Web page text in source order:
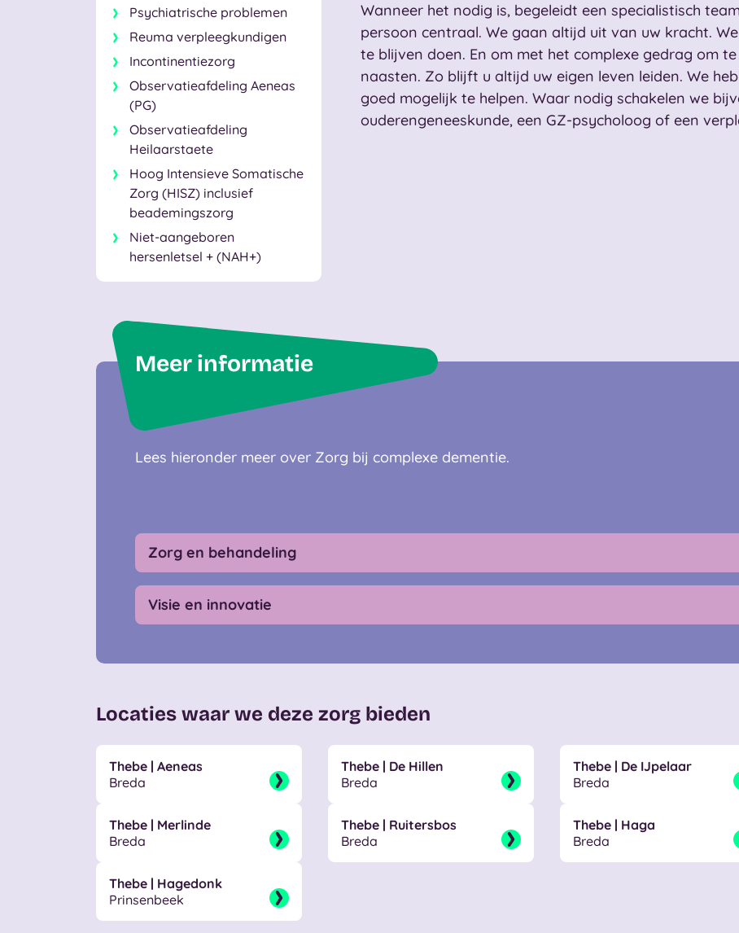
Wanneer het nodig is, begeleidt een specialistisch
persoon centraal. We gaan altijd uit van uw kracht.
te blijven doen. En om met het complexe gedrag om
naasten. Zo blijft u altijd uw eigen leven leiden. We
goed mogelijk te helpen. Waar nodig schakelen we
ouderengeneeskunde, een GZ-psycholoog of een
Psychiatrische problemen
Reuma verpleegkundigen
Incontinentiezorg
Observatieafdeling Aeneas
(PG)
Observatieafdeling
Heilaarstaete
Hoog Intensieve Somatische
Zorg (HISZ) inclusief
beademingszorg
Niet-aangeboren
hersenletsel + (NAH+)
Meer informatie
Lees hieronder meer over Zorg bij complexe dementie.
Zorg en behandeling
Visie en innovatie
Locaties waar we deze zorg bieden
Thebe | Aeneas
Breda
Thebe | De Hillen
Breda
Thebe | De IJpelaar
Breda
Thebe | Merlinde
Breda
Thebe | Ruitersbos
Breda
Thebe | Haga
Breda
Thebe | Hagedonk
Prinsenbeek